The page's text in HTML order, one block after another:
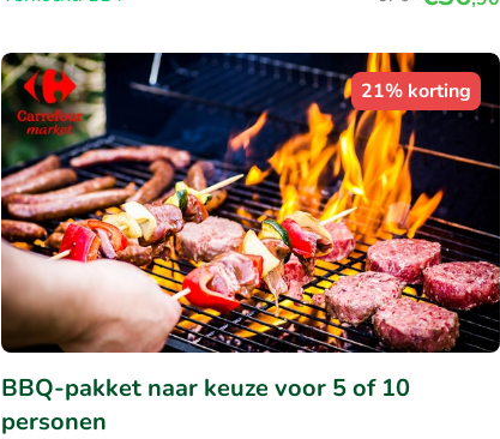
21% korting
BBQ-pakket naar keuze voor 5 of 10
personen